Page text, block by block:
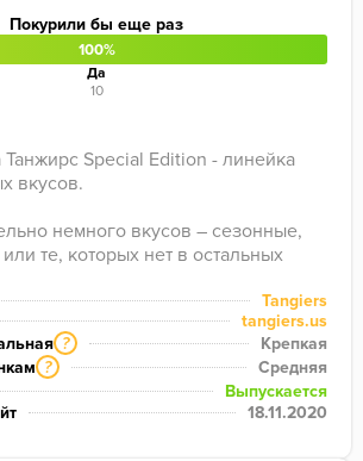
Танжирс Special Edition - линейка
вкусов.
те, которых нет в остальных
Tangiers
tangiers.us
?
Крепкая
?
Средняя
Выпускается
18.11.2020
Покурили бы еще раз
100%
Да
10